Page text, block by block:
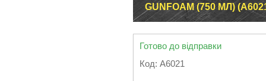
GUNFOAM (750 МЛ)
Готово до відправки
Код: A6021